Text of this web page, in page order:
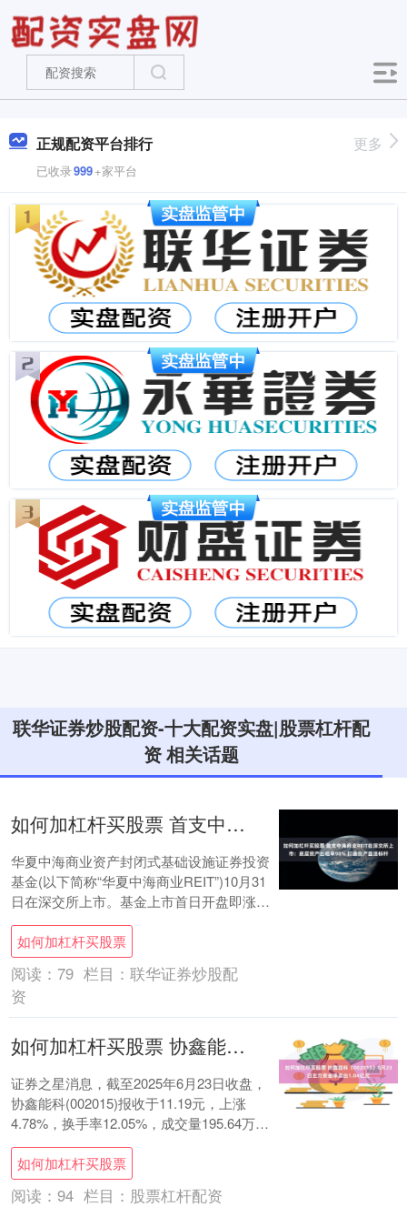
正规配资平台排行
已收录999+家平台
更多
联华证券炒股配资-十大配资实盘|股票杠杆配
资 相关话题
如何加杠杆买股票 首支中海商业REIT在深交所上市：底层资产出租率98% 打造资产盘活标杆
华夏中海商业资产封闭式基础设施证券投资
基金(以下简称“华夏中海商业REIT”)10月31
日在深交所上市。基金上市首日开盘即涨，
盘中涨幅超4.87%。截至首日午盘....
如何加杠杆买股票
阅读： 79 栏目： 联华证券炒股配
资
如何加杠杆买股票 协鑫能科（002015）6月23日主力资金净卖出1.04亿元
证券之星消息，截至2025年6月23日收盘，
协鑫能科(002015)报收于11.19元，上涨
4.78%，换手率12.05%，成交量195.64万
手，成交额21.....
如何加杠杆买股票
阅读： 94 栏目： 股票杠杆配资